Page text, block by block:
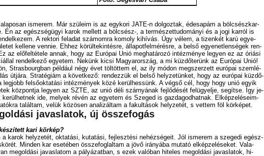
is­me­rem. Már szü­le­im is az egy­ko­ri JATE-n dol­goz­tak, édes­apám a böl­csész­kar­
Én az egész­ség­ügyi ka­rok mel­lett a böl­csész-, a ter­mé­szet­tu­do­má­nyi és a jo­gi kar­ról is
A rek­to­ri fel­adat szá­mom­ra ko­moly ki­hí­vás. Úgy vé­lem, a ti­zen­két ka­rú egye­
kel­le­ne ven­nie. Eh­hez kö­rül­te­kin­tés­re, ál­la­pot­fel­mé­rés­re, a bel­ső egye­net­len­sé­gek ren­
az elő­fel­té­te­le an­nak, hogy az Eu­ró­pai Unió meg­ha­tá­ro­zó in­téz­mé­nye le­gyen ez az óri­á­si
ren­del­ke­ző egye­tem. Ne­künk ki­csi Ma­gyar­or­szág, a mi küz­dő­te­rünk az Eu­ró­pai Unió!
Stras­bourg­ban pél­dá­ul négy évet töl­töt­tem el, az ily mó­don meg­szer­zett eu­ró­pai szem­lé­
út­já­ra. Stra­té­gi­ám a kö­vet­ke­ző: ren­dez­zük el bel­ső hely­ze­tün­ket, hogy az eu­ró­pai küz­dő­
leg­jobb fel­ső­ok­ta­tá­si in­téz­mé­nyek kö­zé ke­rül­hes­sünk. A vég­ső cél, hogy hogy unió egyik
köz­pont­ja le­gyen az SZTE, az unió dé­li szár­nyá­nak fej­lő­dé­sét fel­ügyel­je, se­gít­se. Így je­
ke­rül­het­nek ide, me­lyek ré­vén az egye­tem és Sze­ged is gaz­da­god­hat­nak. El­kép­ze­lé­se­im­
ta­lál­tam, ve­lük kö­zö­sen ana­li­zál­tam a fa­kul­tá­sok hely­ze­tét, s vet­tem föl kör­ké­pet.
javaslatok, új összefogás
ka­ri kör­kép?
a ka­rok hely­ze­tét, ok­ta­tá­si, ku­ta­tá­si, fej­lesz­té­si ne­héz­sé­ge­it. Jól is­me­rem a sze­ge­di egész­
Min­den kar ese­té­ben ös­­sze­fog­lal­tam a jö­vő irá­nyá­ba mu­ta­tó el­kép­ze­lé­se­ket. Va­la­
meg­ol­dá­si ja­vas­la­tom a pá­lyá­zat­ban, s ezek va­ló­ban hi­te­les meg­ol­dá­si ja­vas­la­tok, hi­